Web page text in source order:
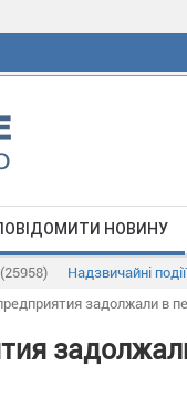
НОВИНУ
(25958) Надзвичайні події
задолжали в